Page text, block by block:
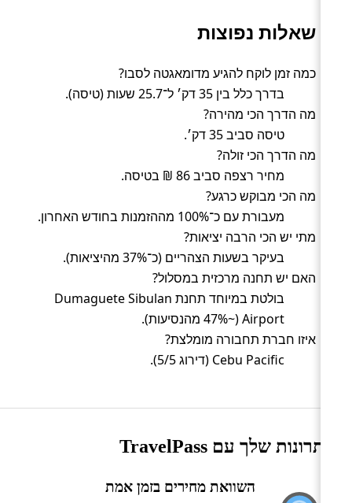
שאלות נפוצות
כמה זמן לוקח להגיע מדומאגטה לסבו?
בדרך כלל בין 35 דק׳ ל־25.7 שעות (טיסה).
מה הדרך הכי מהירה?
טיסה סביב 35 דק׳.
מה הדרך הכי זולה?
מחיר רצפה סביב 86 ₪ בטיסה.
מה הכי מבוקש כרגע?
מעבורת עם כ־100% מההזמנות בחודש האחרון.
מתי יש הכי הרבה יציאות?
בעיקר בשעות הצהריים (כ־37% מהיציאות).
האם יש תחנה מרכזית במסלול?
בולטת במיוחד תחנת Dumaguete Sibulan
Airport (~47% מהנסיעות).
איזו חברת תחבורה מומלצת?
Cebu Pacific (דירוג 5/5).
היתרונות שלך עם TravelPass
השוואת מחירים בזמן אמת